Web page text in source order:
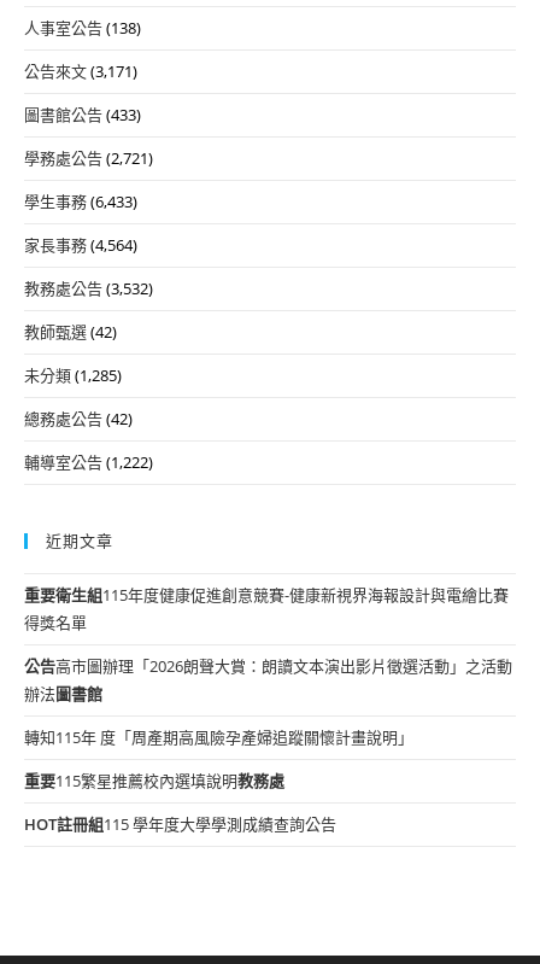
人事室公告(138)
公告來文(3,171)
圖書館公告(433)
學務處公告(2,721)
學生事務(6,433)
家長事務(4,564)
教務處公告(3,532)
教師甄選(42)
未分類(1,285)
總務處公告(42)
輔導室公告(1,222)
近期文章
重要衛生組115年度健康促進創意競賽-健康新視界海報設計與電繪比賽
得獎名單
公告高市圖辦理「2026朗聲大賞：朗讀文本演出影片徵選活動」之活動
辦法圖書館
轉知115年 度「周產期高風險孕產婦追蹤關懷計畫說明」
重要115繁星推薦校內選填說明教務處
HOT註冊組115 學年度大學學測成績查詢公告